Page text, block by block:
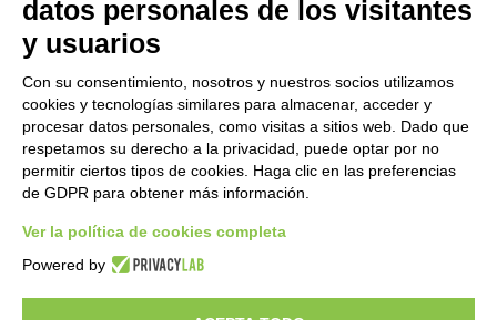
¿Quieres ser un distribuidor de GEM?
datos personales de los visitantes
y usuarios
Con su consentimiento, nosotros y nuestros socios utilizamos
cookies y tecnologías similares para almacenar, acceder y
procesar datos personales, como visitas a sitios web. Dado que
respetamos su derecho a la privacidad, puede optar por no
permitir ciertos tipos de cookies. Haga clic en las preferencias
de GDPR para obtener más información.
Ver la política de cookies completa
Powered by